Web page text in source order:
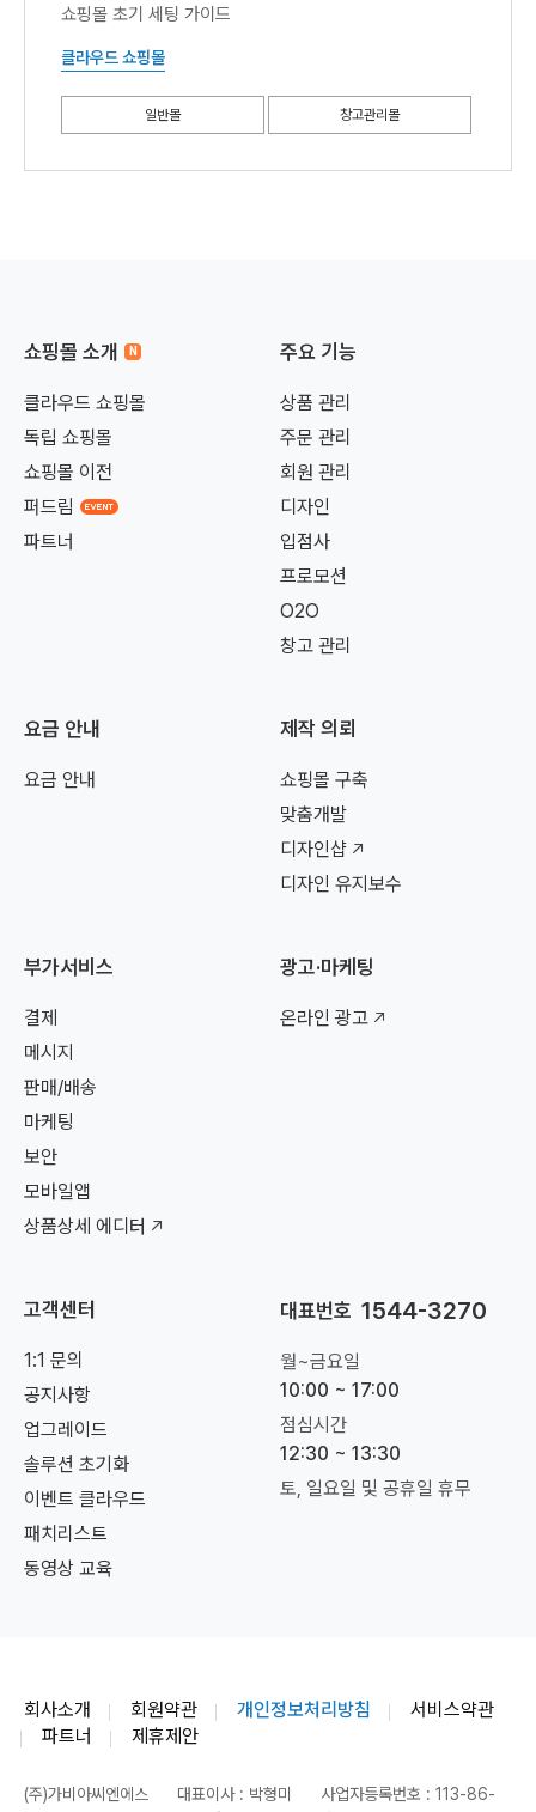
쇼핑몰 초기 세팅 가이드
클라우드 쇼핑몰
일반몰 창고관리몰
쇼핑몰 소개
클라우드 쇼핑몰
독립 쇼핑몰
쇼핑몰 이전
퍼드림
파트너
주요 기능
상품 관리
주문 관리
회원 관리
디자인
입점사
프로모션
O2O
창고 관리
요금 안내
요금 안내
제작 의뢰
쇼핑몰 구축
맞춤개발
디자인샵
디자인 유지보수
부가서비스
결제
메시지
판매/배송
마케팅
보안
모바일앱
상품상세 에디터
광고·마케팅
온라인 광고
고객센터
1:1 문의
공지사항
업그레이드
솔루션 초기화
이벤트 클라우드
패치리스트
동영상 교육
대표번호 1544-3270
월~금요일
10:00 ~ 17:00
점심시간
12:30 ~ 13:30
토, 일요일 및 공휴일 휴무
회사소개 회원약관 개인정보처리방침
서비스약관
파트너
제휴제안
(주)가비아씨엔에스 대표이사 : 박형미
사업자등록번호 : 113-86-